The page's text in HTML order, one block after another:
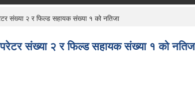
संख्या २ र फिल्ड सहायक संख्या १ को नतिजा
संख्या २ र फिल्ड सहायक संख्या १ को